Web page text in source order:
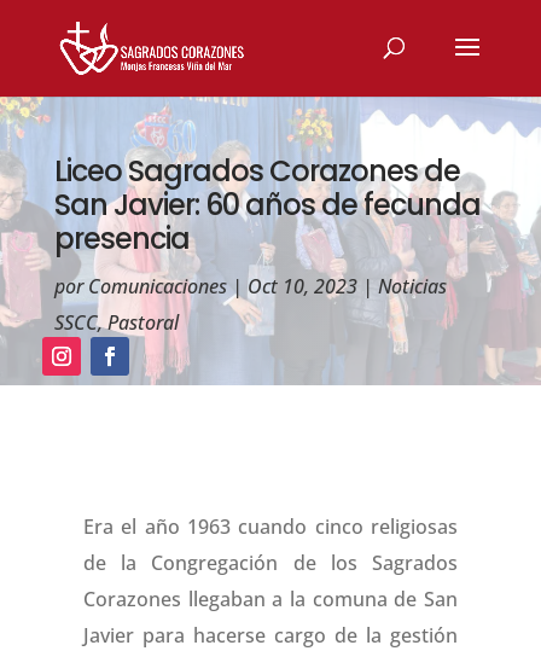
Liceo Sagrados Corazones de
San Javier: 60 años de fecunda
presencia
porComunicaciones| Oct 10, 2023| Noticias
SSCC,Pastoral
Era el año 1963 cuando cinco religiosas
de la Congregación de los Sagrados
Corazones llegaban a la comuna de San
Javier para hacerse cargo de la gestión